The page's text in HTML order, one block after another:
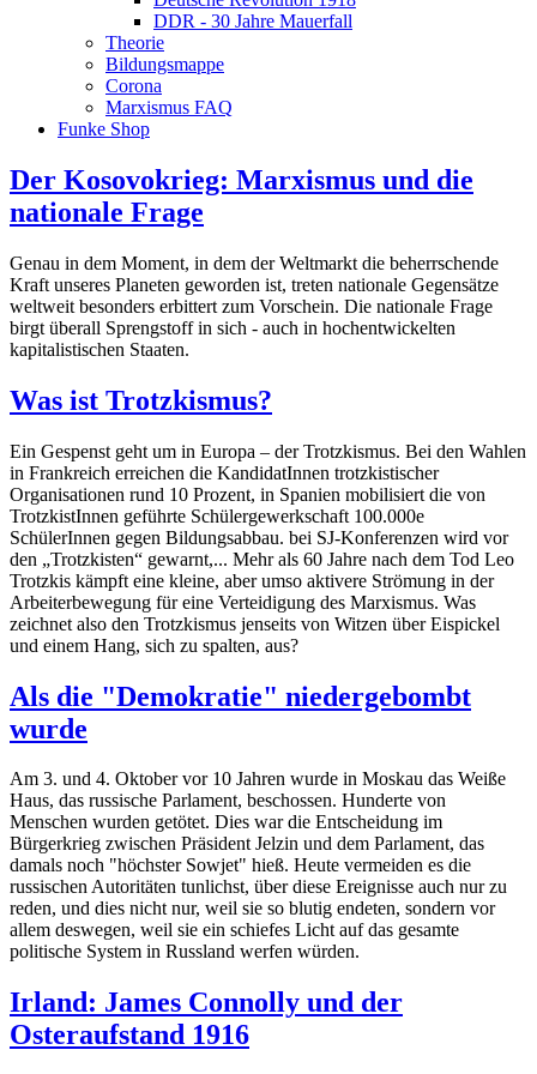
DDR - 30 Jahre Mauerfall
Theorie
Bildungsmappe
Corona
Marxismus FAQ
Funke Shop
Der Kosovokrieg: Marxismus und die
nationale Frage
Genau in dem Moment, in dem der Weltmarkt die beherrschende
Kraft unseres Planeten geworden ist, treten nationale Gegensätze
weltweit besonders erbittert zum Vorschein. Die nationale Frage
birgt überall Sprengstoff in sich - auch in hochentwickelten
kapitalistischen Staaten.
Was ist Trotzkismus?
Ein Gespenst geht um in Europa – der Trotzkismus. Bei den Wahlen
in Frankreich erreichen die KandidatInnen trotzkistischer
Organisationen rund 10 Prozent, in Spanien mobilisiert die von
TrotzkistInnen geführte Schülergewerkschaft 100.000e
SchülerInnen gegen Bildungsabbau. bei SJ-Konferenzen wird vor
den „Trotzkisten“ gewarnt,... Mehr als 60 Jahre nach dem Tod Leo
Trotzkis kämpft eine kleine, aber umso aktivere Strömung in der
Arbeiterbewegung für eine Verteidigung des Marxismus. Was
zeichnet also den Trotzkismus jenseits von Witzen über Eispickel
und einem Hang, sich zu spalten, aus?
Als die "Demokratie" niedergebombt
wurde
Am 3. und 4. Oktober vor 10 Jahren wurde in Moskau das Weiße
Haus, das russische Parlament, beschossen. Hunderte von
Menschen wurden getötet. Dies war die Entscheidung im
Bürgerkrieg zwischen Präsident Jelzin und dem Parlament, das
damals noch "höchster Sowjet" hieß. Heute vermeiden es die
russischen Autoritäten tunlichst, über diese Ereignisse auch nur zu
reden, und dies nicht nur, weil sie so blutig endeten, sondern vor
allem deswegen, weil sie ein schiefes Licht auf das gesamte
politische System in Russland werfen würden.
Irland: James Connolly und der
Osteraufstand 1916